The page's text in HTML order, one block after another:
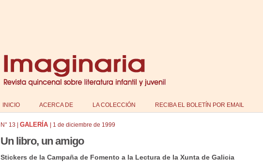
INICIO ACERCA DE LA COLECCIÓN RECIBA EL BOLETÍN POR EMAIL
N° 13 GALERÍA 1 de diciembre de 1999
Un libro, un amigo
Stickers de la Campaña de Fomento a la Lectura de la Xunta de Galicia